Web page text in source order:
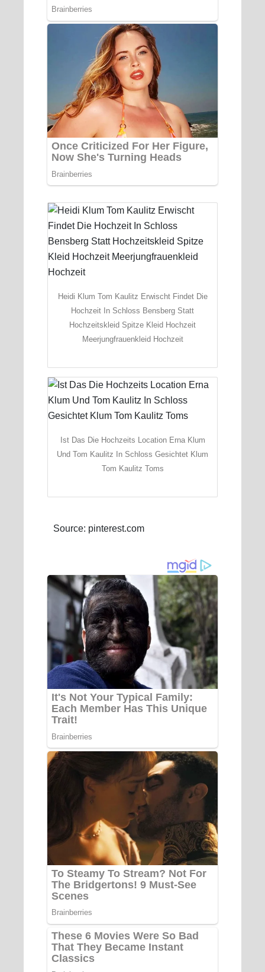
Heidi Klum Tom Kaulitz Erwischt Findet Die
Hochzeit In Schloss Bensberg Statt
Hochzeitskleid Spitze Kleid Hochzeit
Meerjungfrauenkleid Hochzeit
Ist Das Die Hochzeits Location Erna Klum
Und Tom Kaulitz In Schloss Gesichtet Klum
Tom Kaulitz Toms
Source: pinterest.com